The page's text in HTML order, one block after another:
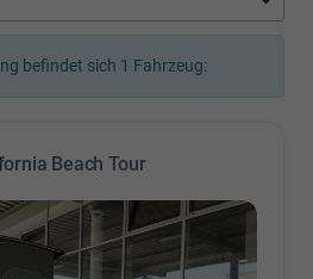
befindet sich 1 Fahrzeug:
Beach Tour